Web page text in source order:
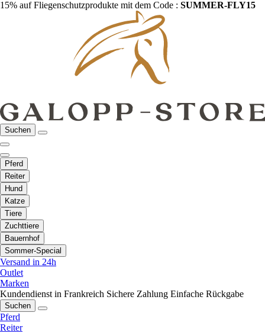
15% auf Fliegenschutzprodukte mit dem Code : SUMMER-FLY15
Suchen
Pferd
Reiter
Hund
Katze
Tiere
Zuchttiere
Bauernhof
Sommer-Special
Versand in 24h
Outlet
Marken
Kundendienst in Frankreich Sichere Zahlung Einfache Rückgabe
Suchen
Pferd
Reiter